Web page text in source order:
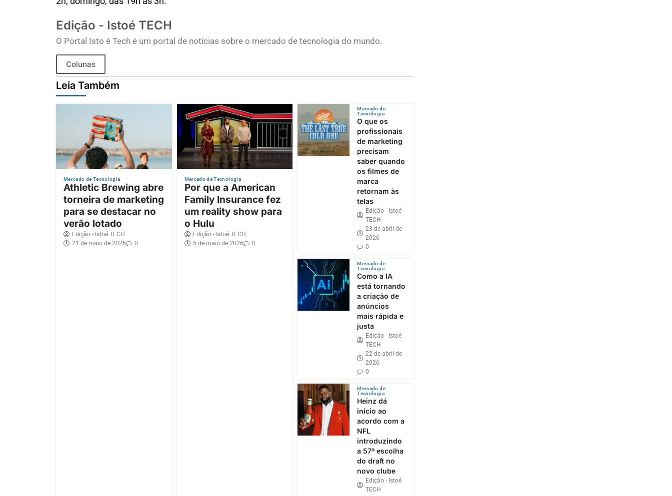
Edição - Istoé TECH
O Portal Isto é Tech é um portal de notícias sobre o mercado de tecnologia do mundo.
Colunas
Leia Também
Mercado de Tecnologia
Athletic Brewing abre
torneira de marketing
para se destacar no
verão lotado
Edição - Istoé TECH
21 de maio de 2026
0
Mercado de Tecnologia
Por que a American
Family Insurance fez
um reality show para
o Hulu
Edição - Istoé TECH
5 de maio de 2026
0
Mercado de
Tecnologia
O que os
profissionais
de marketing
precisam
saber quando
os filmes de
marca
retornam às
telas
Edição - Istoé
TECH
23 de abril de
2026
0
Mercado de
Tecnologia
Como a IA
está tornando
a criação de
anúncios
mais rápida e
justa
Edição - Istoé
TECH
22 de abril de
2026
0
Mercado de
Tecnologia
Heinz dá
início ao
acordo com a
NFL
introduzindo
a 57ª escolha
do draft no
novo clube
Edição - Istoé
TECH